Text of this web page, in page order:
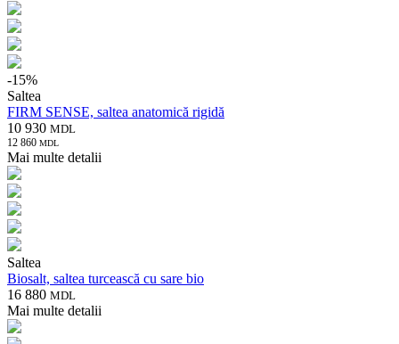
-15%
Saltea
FIRM SENSE, saltea anatomică rigidă
10 930 MDL
12 860 MDL
Mai multe detalii
Saltea
Biosalt, saltea turcească cu sare bio
16 880 MDL
Mai multe detalii